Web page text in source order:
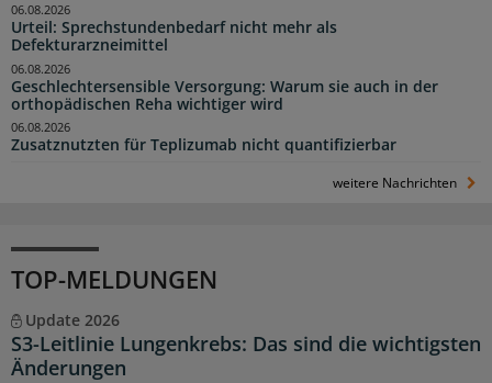
Urteil: Sprechstundenbedarf nicht mehr als
Defekturarzneimittel
06.08.2026
Geschlechtersensible Versorgung: Warum sie auch in der
orthopädischen Reha wichtiger wird
06.08.2026
Zusatznutzten für Teplizumab nicht quantifizierbar
06.08.2026
weitere Nachrichten
TOP-MELDUNGEN
Update 2026
S3-Leitlinie Lungenkrebs: Das sind die wichtigsten
Änderungen